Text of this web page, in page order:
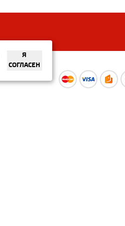
Я
СОГЛАСЕН